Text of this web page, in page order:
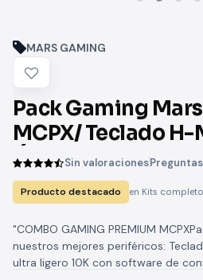
MARS GAMING
Pack Gaming
MCPX/ Teclado H-
Óptico +Sin valoraciones
Producto destacado en Kits
"COMBO GAMING PREMIUM
nuestros mejores periféricos:
ultra ligero 10K con software de